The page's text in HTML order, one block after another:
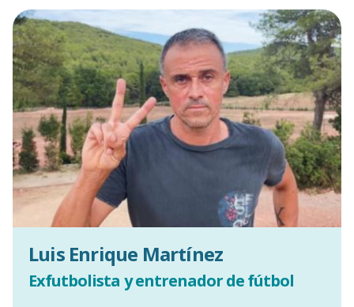
Luis Enrique Martínez
Exfutbolista y entrenador de fútbol